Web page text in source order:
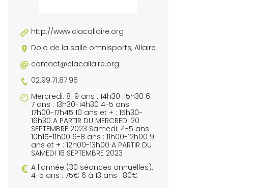
http://www.clacallaire.org
Dojo de la salle omnisports, Allaire
contact@clacallaire.org
02.99.71.87.96
Mercredi: 8-9 ans : 14h30-15h30 6-
7 ans : 13h30-14h30 4-5 ans :
17h00-17h45 10 ans et + : 15h30-
16h30 A PARTIR DU MERCREDI 20
SEPTEMBRE 2023 Samedi: 4-5 ans :
10h15-11h00 6-8 ans : 11h00-12h00 9
ans et + : 12h00-13h00 A PARTIR DU
SAMEDI 16 SEPTEMBRE 2023
A l'année (30 séances annuelles):
4-5 ans : 75€ 6 à 13 ans : 80€